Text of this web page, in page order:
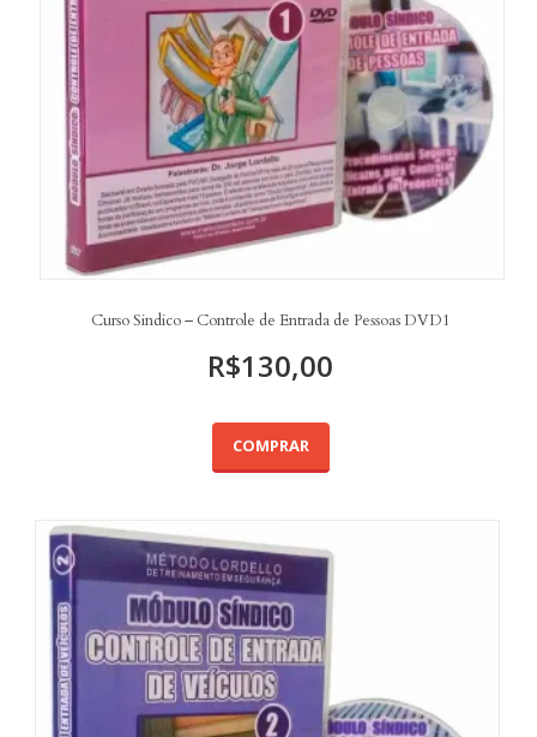
Curso Sindico – Controle de Entrada de Pessoas DVD1
R$130,00
COMPRAR